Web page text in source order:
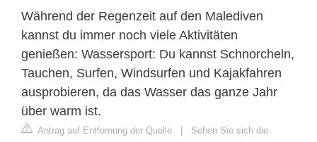
Während der Regenzeit auf den Malediven
kannst du immer noch viele Aktivitäten
genießen: Wassersport: Du kannst Schnorcheln,
Tauchen, Surfen, Windsurfen und Kajakfahren
ausprobieren, da das Wasser das ganze Jahr
über warm ist.
Antrag auf Entfernung der Quelle | Sehen Sie sich die